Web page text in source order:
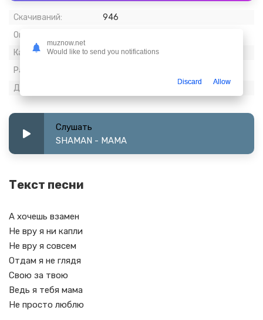
Скачиваний:
946
Опубликовано:
Качество:
320 kbps, Stereo
Размер:
Длительность:
Слушать
SHAMAN - МАМА
Текст песни
А хочешь взамен
Не вру я ни капли
Не вру я совсем
Отдам я не глядя
Свою за твою
Ведь я тебя мама
Не просто люблю
muznow.net
Would like to send you notifications
Discard Allow